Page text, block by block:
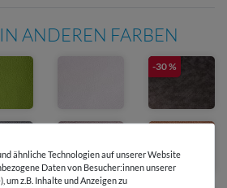
ANDEREN FARBEN
-30 %
ähnliche Technologien auf unserer Website
Daten von Besucher:innen unserer
um z.B. Inhalte und Anzeigen zu